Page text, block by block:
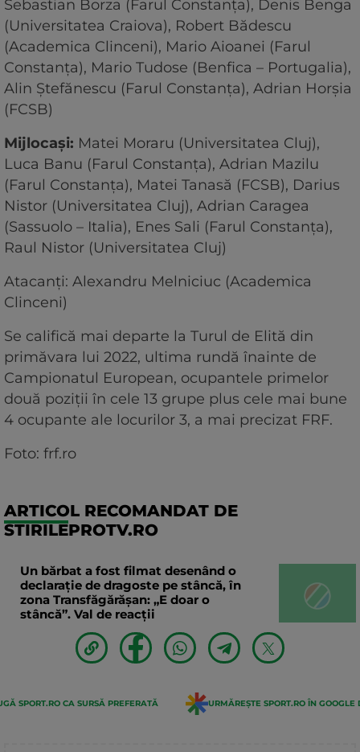
Sebastian Borza (Farul Constanța), Denis Benga
(Universitatea Craiova), Robert Bădescu
(Academica Clinceni), Mario Aioanei (Farul
Constanța), Mario Tudose (Benfica – Portugalia),
Alin Ștefănescu (Farul Constanța), Adrian Horșia
(FCSB)
Mijlocași: Matei Moraru (Universitatea Cluj),
Luca Banu (Farul Constanța), Adrian Mazilu
(Farul Constanța), Matei Tanasă (FCSB), Darius
Nistor (Universitatea Cluj), Adrian Caragea
(Sassuolo – Italia), Enes Sali (Farul Constanța),
Raul Nistor (Universitatea Cluj)
Atacanți: Alexandru Melniciuc (Academica
Clinceni)
Se califică mai departe la Turul de Elită din
primăvara lui 2022, ultima rundă înainte de
Campionatul European, ocupantele primelor
două poziții în cele 13 grupe plus cele mai bune
4 ocupante ale locurilor 3, a mai precizat FRF.
Foto: frf.ro
ARTICOL RECOMANDAT DE
STIRILEPROTV.RO
Un bărbat a fost filmat desenând o
declaraţie de dragoste pe stâncă, în
zona Transfăgărăşan: „E doar o
stâncă”. Val de reacții
SPORT.RO CA SURSĂ PREFERATĂ URMĂREȘTE SPORT.RO ÎN GOOGLE